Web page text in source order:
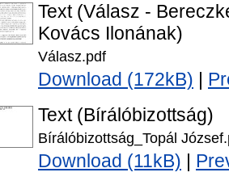
Text (Válasz -
Kovács Ilonának)
Válasz.pdf
Download (172kB)
Text (Bírálóbizottság)
Bírálóbizottság_Topál
Download (11kB)